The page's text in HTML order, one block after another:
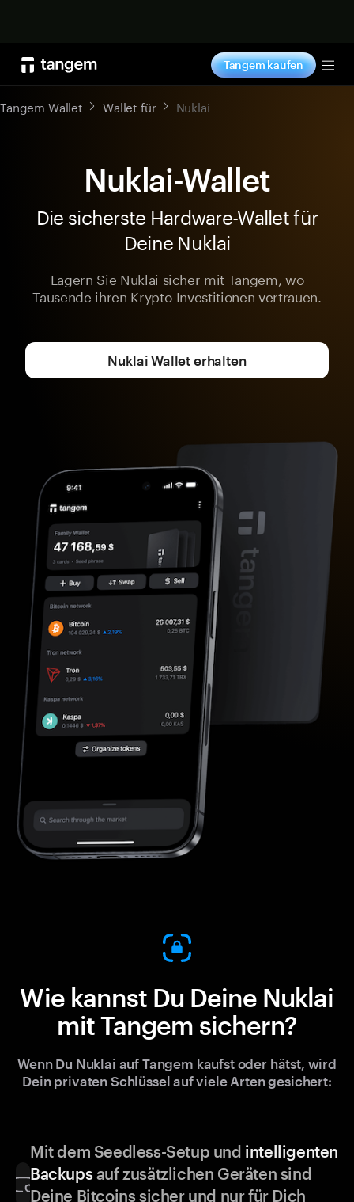
Tangem kaufen
Tangem Wallet Wallet für Nuklai
Nuklai-Wallet
Die sicherste Hardware-Wallet für
Deine Nuklai
Lagern Sie Nuklai sicher mit Tangem, wo
Tausende ihren Krypto-Investitionen vertrauen.
Nuklai Wallet erhalten
Wie kannst Du Deine Nuklai
mit Tangem sichern?
Wenn Du Nuklai auf Tangem kaufst oder hätst, wird
Dein privaten Schlüssel auf viele Arten gesichert:
Mit dem Seedless-Setup und intelligenten
Backupsauf zusätzlichen Geräten sind
Deine Bitcoins sicher und nur für Dich